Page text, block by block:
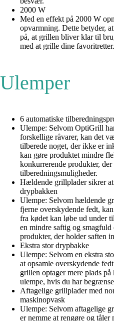
2000 W
Med en effekt på 2000 W
opvarmning. Dette betyder,
på, at grillen bliver klar til
med at grille dine favoritretter.
Ulemper
6 automatiske
Ulempe: Selvom OptiGrill
forskellige råvarer, kan det
tilberede noget, der ikke er
kan gøre produktet mindre
konkurrerende produkter, der
tilberedningsmuligheder.
Hældende grillplader sikrer
drypbakken
Ulempe: Selvom hældende
fjerne overskydende fedt,
fra kødet kan løbe ud under
en mindre saftig og smagfuld
produkter, der holder saften
Ekstra stor drypbakke
Ulempe: Selvom en ekstra
at opsamle overskydende
grillen optager mere plads
ulempe, hvis du har
Aftagelige grillplader med
maskinopvask
Ulempe: Selvom aftagelige
er nemme at rengøre og